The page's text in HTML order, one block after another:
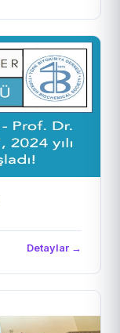
Detaylar →